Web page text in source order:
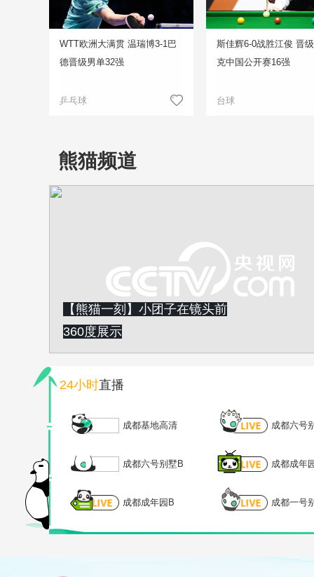
WTT欧洲大满贯 温瑞博3-1巴
德晋级男单32强
乒乓球
斯佳辉6-0战胜江俊 晋
克中国公开赛16强
台球
熊猫频道
【熊猫一刻】小团子在镜头前
360度展示
24小时直播
成都基地高清 成都六号
成都六号别墅B 成都成年
成都成年园B 成都一号